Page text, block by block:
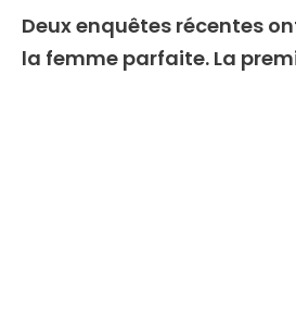
Deux enquêtes récentes
la femme parfaite. La